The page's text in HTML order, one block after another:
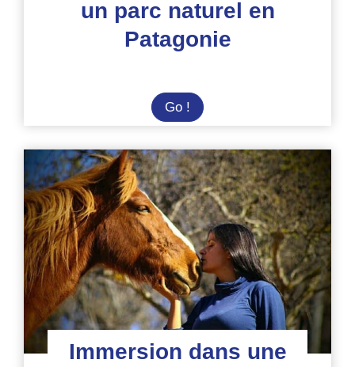
un parc naturel en
Patagonie
Go ! Ecovolontaire
dans
parc
naturel
en
Patagonie
Immersion dans une